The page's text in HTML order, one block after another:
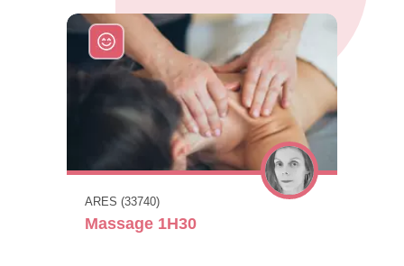
ARES (33740)
Massage 1H30